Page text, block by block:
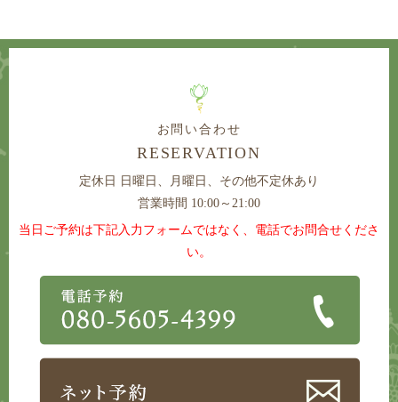
お問い合わせ
RESERVATION
定休日 日曜日、月曜日、その他不定休あり
営業時間 10:00～21:00
当日ご予約は下記入力フォームではなく、電話でお問合せくださ
い。